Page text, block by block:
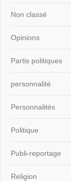
Non classé
Opinions
Partis politiques
personnalité
Personnalités
Politique
Publi-reportage
Religion